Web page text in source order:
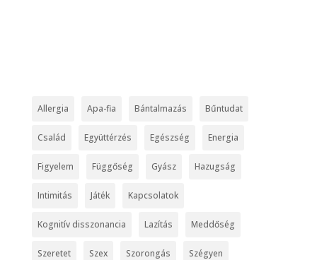
Allergia Apa-fia Bántalmazás Bűntudat
Család Együttérzés Egészség Energia
Figyelem Függőség Gyász Hazugság
Intimitás Játék Kapcsolatok
Kognitív disszonancia Lazítás Meddőség
Szeretet Szex Szorongás Szégyen